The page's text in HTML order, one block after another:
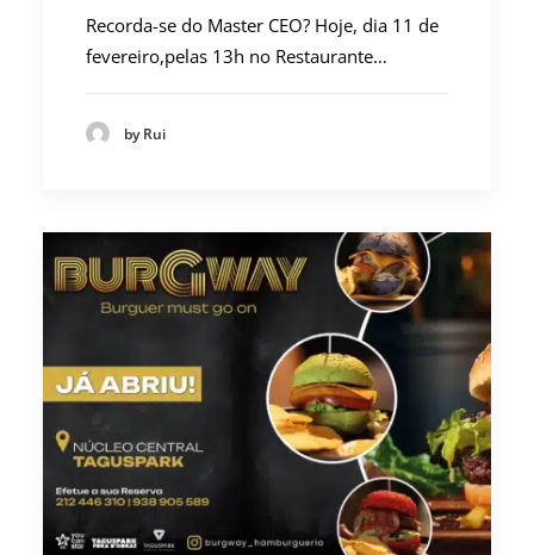
Recorda-se do Master CEO? Hoje, dia 11 de
fevereiro,pelas 13h no Restaurante…
by Rui